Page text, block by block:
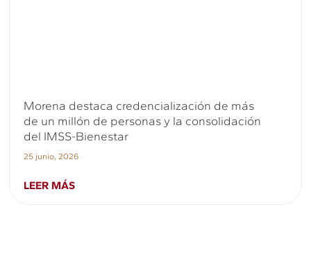
Morena destaca credencialización de más
de un millón de personas y la consolidación
del IMSS-Bienestar
25 junio, 2026
LEER MÁS